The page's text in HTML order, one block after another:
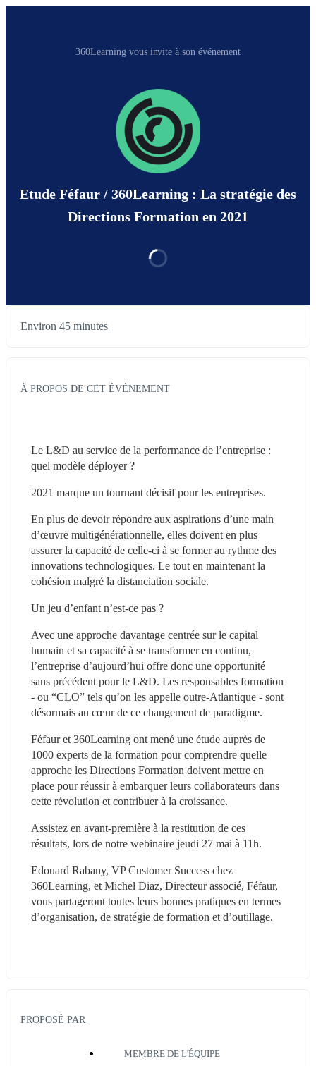
360Learning vous invite à son événement
Etude Féfaur / 360Learning : La stratégie des
Directions Formation en 2021
Environ 45 minutes
À PROPOS DE CET ÉVÉNEMENT
Le L&D au service de la performance de l’entreprise :
quel modèle déployer ?
2021 marque un tournant décisif pour les entreprises.
En plus de devoir répondre aux aspirations d’une main
d’œuvre multigénérationnelle, elles doivent en plus
assurer la capacité de celle-ci à se former au rythme des
innovations technologiques. Le tout en maintenant la
cohésion malgré la distanciation sociale.
Un jeu d’enfant n’est-ce pas ?
Avec une approche davantage centrée sur le capital
humain et sa capacité à se transformer en continu,
l’entreprise d’aujourd’hui offre donc une opportunité
sans précédent pour le L&D. Les responsables formation
- ou “CLO” tels qu’on les appelle outre-Atlantique - sont
désormais au cœur de ce changement de paradigme.
Féfaur et 360Learning ont mené une étude auprès de
1000 experts de la formation pour comprendre quelle
approche les Directions Formation doivent mettre en
place pour réussir à embarquer leurs collaborateurs dans
cette révolution et contribuer à la croissance.
Assistez en avant-première à la restitution de ces
résultats, lors de notre webinaire jeudi 27 mai à 11h.
Edouard Rabany, VP Customer Success chez
360Learning, et Michel Diaz, Directeur associé, Féfaur,
vous partageront toutes leurs bonnes pratiques en termes
d’organisation, de stratégie de formation et d’outillage.
PROPOSÉ PAR
MEMBRE DE L'ÉQUIPE